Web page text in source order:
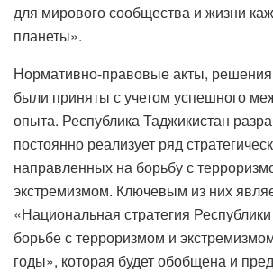
для мирового сообщества и жизни
планеты».
Нормативно-правовые акты,
были приняты с учетом успешного
опыта. Республика Таджикистан
постоянно реализует ряд
направленных на борьбу с
экстремизмом. Ключевым из них
«Национальная стратегия
борьбе с терроризмом и
годы», которая будет обобщена и